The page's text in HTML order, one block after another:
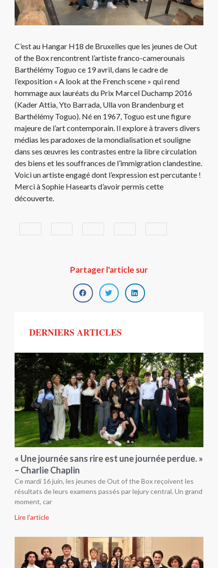
C’est au Hangar H18 de Bruxelles que les jeunes de Out
of the Box rencontrent l’artiste franco-camerounais
Barthélémy Toguo ce 19 avril, dans le cadre de
l’exposition « A look at the French scene » qui rend
hommage aux lauréats du Prix Marcel Duchamp 2016
(Kader Attia, Yto Barrada, Ulla von Brandenburg et
Barthélémy Toguo). Né en 1967, Toguo est une figure
majeure de l’art contemporain. Il explore à travers divers
médias les paradoxes de la mondialisation et souligne
dans ses œuvres les contrastes entre la libre circulation
des biens et les souffrances de l’immigration clandestine.
Voici un artiste engagé dont l’expression est percutante !
Merci à Sophie Hasearts d’avoir permis cette
découverte.
Partager l'article sur
DERNIERS ARTICLES
« Une journée sans rire est une journée perdue. »
– Charlie Chaplin
Ce mardi 16 juin, les jeunes de Out of the Box reçoivent les
résultats de leurs examens passés par lejury central. Un grand
moment, car
Lire l'article